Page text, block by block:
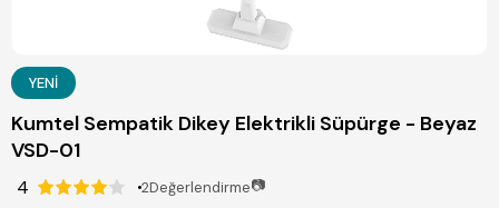
YENI
Kumtel Sempatik Dikey Elektrikli Süpürge - Beyaz
VSD-01
4 2Değerlendirme📷